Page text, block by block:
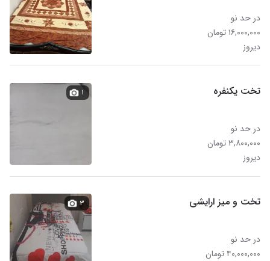
در حد نو
۱۶,۰۰۰,۰۰۰ تومان
دیروز
تخت یکنفره
در حد نو
۳,۸۰۰,۰۰۰ تومان
دیروز
۱
تخت و میز ارایشی
در حد نو
۴۰,۰۰۰,۰۰۰ تومان
۳